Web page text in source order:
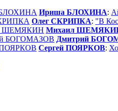
Ириша БЛОХИНА:
Олег СКРИПКА: "В
Михаил
Дмитрий
Сергей ПОЯРКОВ: